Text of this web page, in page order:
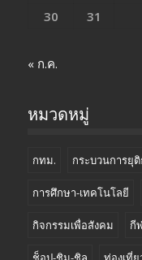
30
31
« ก.ค.
หมวดหมู่
กทม. กระบวนการยุ
การศึกษา-เทคโนโลยี
กิจกรรมเพื่อสังคม กี